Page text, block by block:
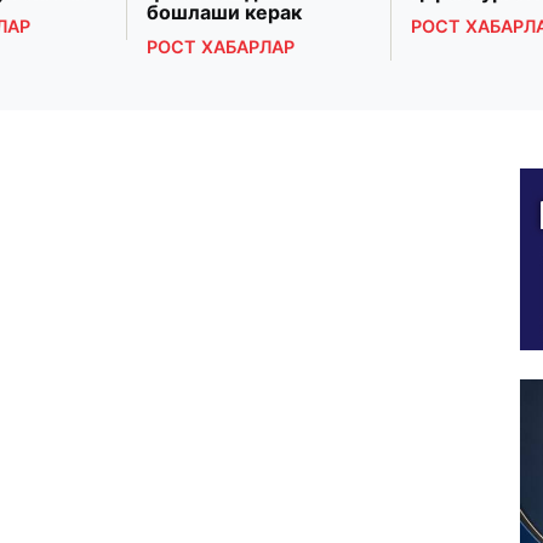
бошлаши керак
РОСТ ХАБАРЛАР
РОСТ